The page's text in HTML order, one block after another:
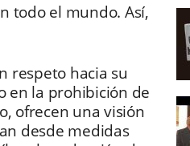
todo el mundo. Así,
respeto hacia su
en la prohibición de
ofrecen una visión
desde medidas